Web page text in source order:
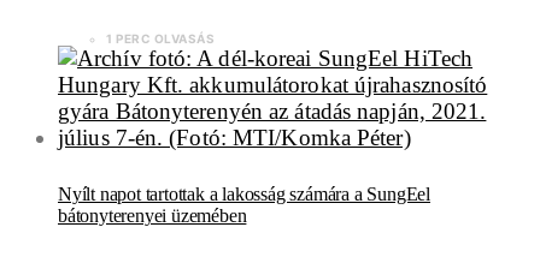
1 PERC OLVASÁS
Nyílt napot tartottak a lakosság számára a SungEel
bátonyterenyei üzemében